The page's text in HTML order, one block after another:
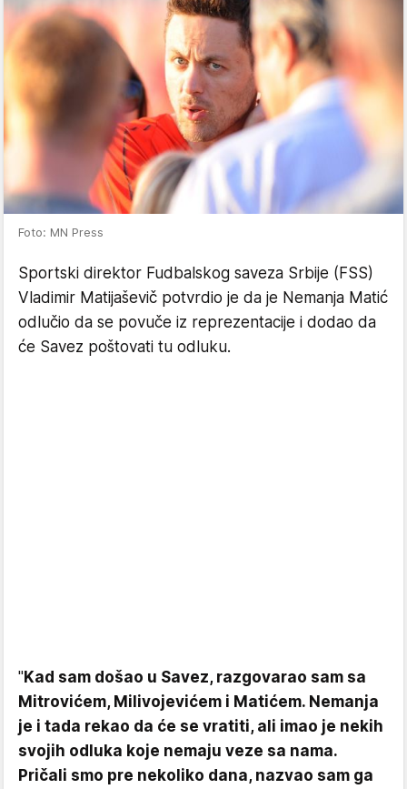
Foto: MN Press
Sportski direktor Fudbalskog saveza Srbije (FSS)
Vladimir Matijaševič potvrdio je da je Nemanja Matić
odlučio da se povuče iz reprezentacije i dodao da
će Savez poštovati tu odluku.
"Kad sam došao u Savez, razgovarao sam sa
Mitrovićem, Milivojevićem i Matićem. Nemanja
je i tada rekao da će se vratiti, ali imao je nekih
svojih odluka koje nemaju veze sa nama.
Pričali smo pre nekoliko dana, nazvao sam ga